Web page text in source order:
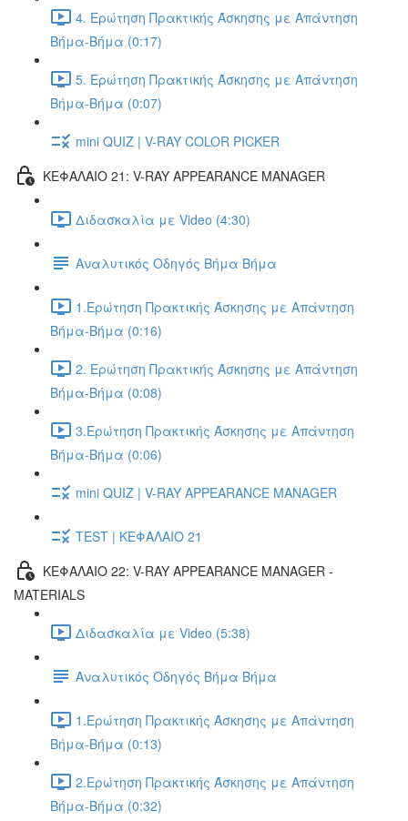
4. Ερώτηση Πρακτικής Άσκησης με Απάντηση
Βήμα-Βήμα (0:17)
5. Ερώτηση Πρακτικής Άσκησης με Απάντηση
Βήμα-Βήμα (0:07)
mini QUIZ | V-RAY COLOR PICKER
ΚΕΦΑΛΑΙΟ 21: V-RAY APPEARANCE MANAGER
Διδασκαλία με Video (4:30)
Αναλυτικός Οδηγός Βήμα Βήμα
1.Ερώτηση Πρακτικής Άσκησης με Απάντηση
Βήμα-Βήμα (0:16)
2. Ερώτηση Πρακτικής Άσκησης με Απάντηση
Βήμα-Βήμα (0:08)
3.Ερώτηση Πρακτικής Άσκησης με Απάντηση
Βήμα-Βήμα (0:06)
mini QUIZ | V-RAY APPEARANCE MANAGER
TEST | ΚΕΦΑΛΑΙΟ 21
ΚΕΦΑΛΑΙΟ 22: V-RAY APPEARANCE MANAGER -
MATERIALS
Διδασκαλία με Video (5:38)
Αναλυτικός Οδηγός Βήμα Βήμα
1.Ερώτηση Πρακτικής Άσκησης με Απάντηση
Βήμα-Βήμα (0:13)
2.Ερώτηση Πρακτικής Άσκησης με Απάντηση
Βήμα-Βήμα (0:32)